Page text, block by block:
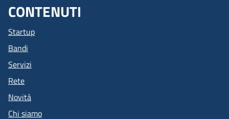
CONTENUTI
Startup
Bandi
Servizi
Rete
Novità
Chi siamo